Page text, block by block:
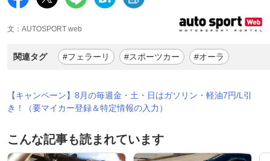
文：AUTOSPORT web
関連タグ #フェラーリ #スポーツカー #オーラ
【キャンペーン】8月の毎週金・土・日はガソリン・軽油7円/L引
き！（要マイカー登録＆特定情報の入力）
こんな記事も読まれています